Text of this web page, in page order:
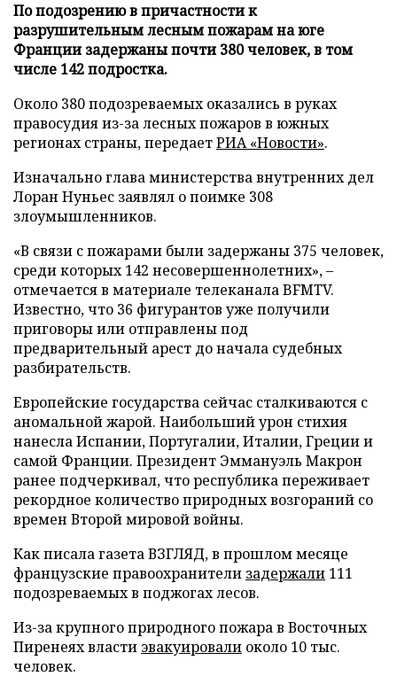
По подозрению в причастности к
разрушительным лесным пожарам на юге
Франции задержаны почти 380 человек, в том
числе 142 подростка.
Около 380 подозреваемых оказались в руках
правосудия из-за лесных пожаров в южных
регионах страны, передаетРИА «Новости».
Изначально глава министерства внутренних дел
Лоран Нуньес заявлял о поимке 308
злоумышленников.
«В связи с пожарами были задержаны 375 человек,
среди которых 142 несовершеннолетних», –
отмечается в материале телеканала BFMTV.
Известно, что 36 фигурантов уже получили
приговоры или отправлены под
предварительный арест до начала судебных
разбирательств.
Европейские государства сейчас сталкиваются с
аномальной жарой. Наибольший урон стихия
нанесла Испании, Португалии, Италии, Греции и
самой Франции. Президент Эммануэль Макрон
ранее подчеркивал, что республика переживает
рекордное количество природных возгораний со
времен Второй мировой войны.
Как писала газета ВЗГЛЯД, в прошлом месяце
французские правоохранители задержали 111
подозреваемых в поджогах лесов.
Из-за крупного природного пожара в Восточных
Пиренеях власти эвакуировали около 10 тыс.
человек.